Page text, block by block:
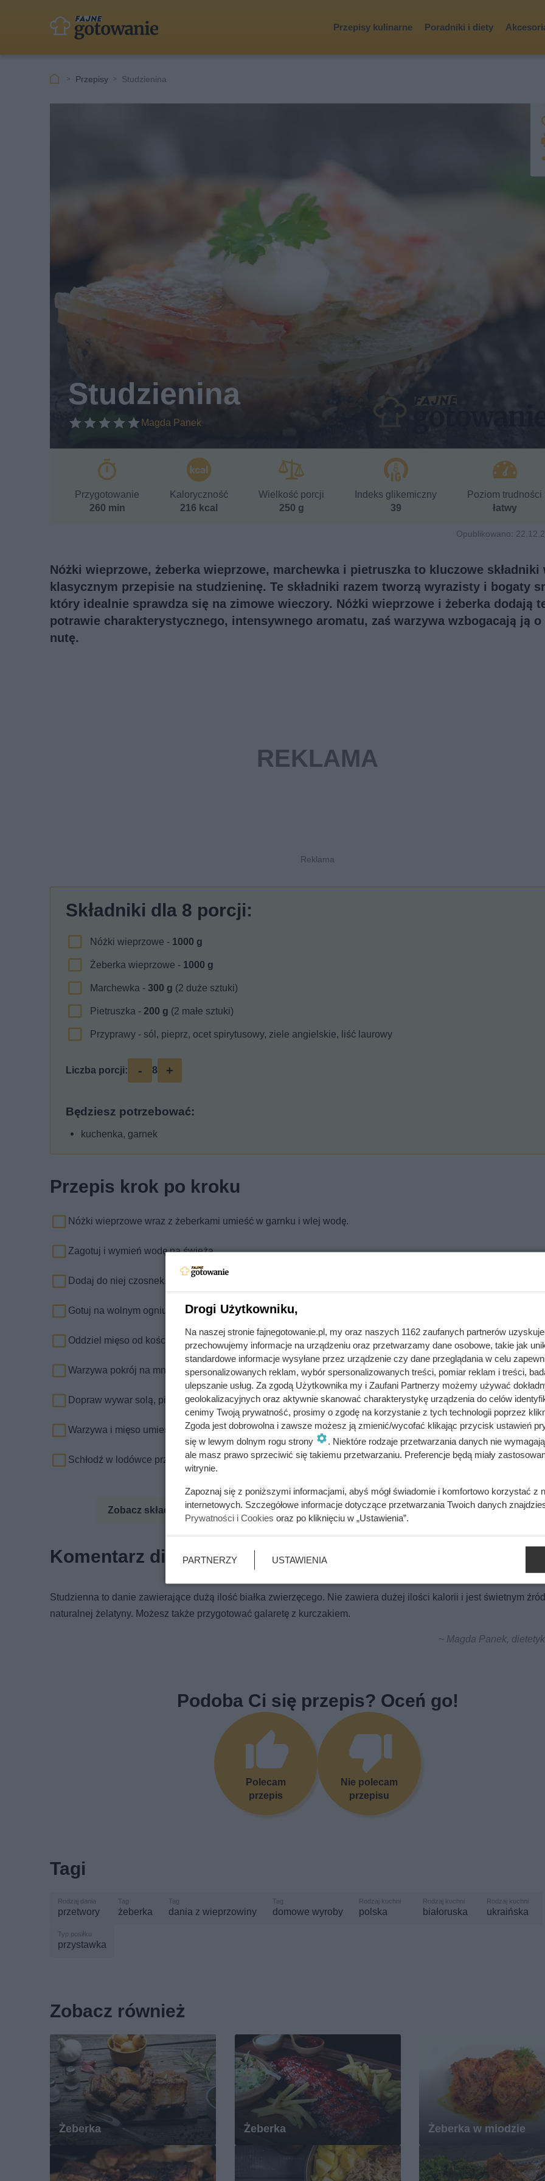
Przepisy kulinarne Poradniki i diety
Przepisy Studzienina
Studzienina
Magda Panek
Przygotowanie
260 min
Kaloryczność
216 kcal
Wielkość porcji
250 g
Indeks glikemiczny
39
Poziom trudności
łatwy
Opublikowano:
Nóżki wieprzowe, żeberka wieprzowe, marchewka i pietruszka to kluczowe składniki
klasycznym przepisie na studzieninę. Te składniki razem tworzą wyrazisty i bogaty
który idealnie sprawdza się na zimowe wieczory. Nóżki wieprzowe i żeberka dodają
potrawie charakterystycznego, intensywnego aromatu, zaś warzywa wzbogacają ją o
nutę.
Składniki dla 8 porcji:
Nóżki wieprzowe - 1000 g
Żeberka wieprzowe - 1000 g
Marchewka - 300 g (2 duże sztuki)
Pietruszka - 200 g (2 małe sztuki)
Przyprawy - sól, pieprz, ocet spirytusowy, ziele angielskie, liść laurowy
Liczba porcji: - 8 +
Będziesz potrzebować:
kuchenka, garnek
Przepis krok po kroku
Nóżki wieprzowe wraz z żeberkami umieść w garnku i wlej wodę.
Zagotuj i wymień wodę na świeżą.
Dodaj do niej czosnek, cebulę, liść laurowy i ziele angielskie.
Gotuj na wolnym ogniu przez 3-4 godziny. Po 2 godzinach gotowania dodaj marchewki i pietruszkę.
Oddziel mięso od kości.
Warzywa pokrój na mniejsze kawałki.
Dopraw wywar solą, pieprzem i octem.
Warzywa i mięso umieść w miskach i przelej porcje bulionu do małych salaterek.
Schłodź w lodówce przez 6 godzin.
Zobacz składniki odżywcze Zobacz alergeny Oblicz koszty przyrządzenia potrawy
Komentarz dietetyka
Studzienna to danie zawierające dużą ilość białka zwierzęcego. Nie zawiera dużej ilości kalorii i jest świetnym
naturalnej żelatyny. Możesz także przygotować galaretę z kurczakiem.
~ Magda Panek,
Podoba Ci się przepis? Oceń go!
Polecam
przepis
Nie polecam
przepisu
Tagi
przetwory żeberka dania z wieprzowiny domowe wyroby polska białoruska ukraińska
przystawka
Zobacz również
Żeberka Żeberka Żeberka w miodzie
Drogi Użytkowniku,
Na naszej stronie fajnegotowanie.pl, my oraz naszych 1162 zaufanych partnerów
przechowujemy informacje na urządzeniu oraz przetwarzamy dane osobowe, takie jak
standardowe informacje wysyłane przez urządzenie czy dane przeglądania w celu
spersonalizowanych reklam, wybór spersonalizowanych treści, pomiar reklam i treści,
ulepszanie usług. Za zgodą Użytkownika my i Zaufani Partnerzy możemy używać
geolokalizacyjnych oraz aktywnie skanować charakterystykę urządzenia do celów
cenimy Twoją prywatność, prosimy o zgodę na korzystanie z tych technologii poprzez
Zgoda jest dobrowolna i zawsze możesz ją zmienić/wycofać klikając przycisk ustawień
się w lewym dolnym rogu strony
. Niektóre rodzaje przetwarzania danych nie
ale masz prawo sprzeciwić się takiemu przetwarzaniu. Preferencje będą miały
witrynie.
Zapoznaj się z poniższymi informacjami, abyś mógł świadomie i komfortowo korzystać z
internetowych. Szczegółowe informacje dotyczące przetwarzania Twoich danych
Prywatności i Cookies oraz po kliknięciu w „Ustawienia”.
PARTNERZY USTAWIENIA